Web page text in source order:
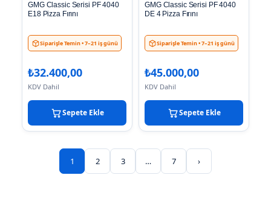
GMG Classic Serisi PF 4040
E18 Pizza Fırını
Siparişle Temin• 7–21 iş günü
₺32.400,00
KDV Dahil
Sepete Ekle
GMG Classic Serisi PF 4040
DE 4 Pizza Fırını
Siparişle Temin• 7–21 iş günü
₺45.000,00
KDV Dahil
Sepete Ekle
1 2 3 … 7 ›